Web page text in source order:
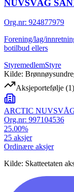
NUVSVÅG
Org.nr: 924877979
Forening/lag/
botilbud ellers
StyremedlemStyre
Kilde:
Aksjeportefølje (1)
ARCTIC
Org.nr: 997104536
25.00%
25 aksjer
Ordinære aksjer
Kilde: Skatteetaten